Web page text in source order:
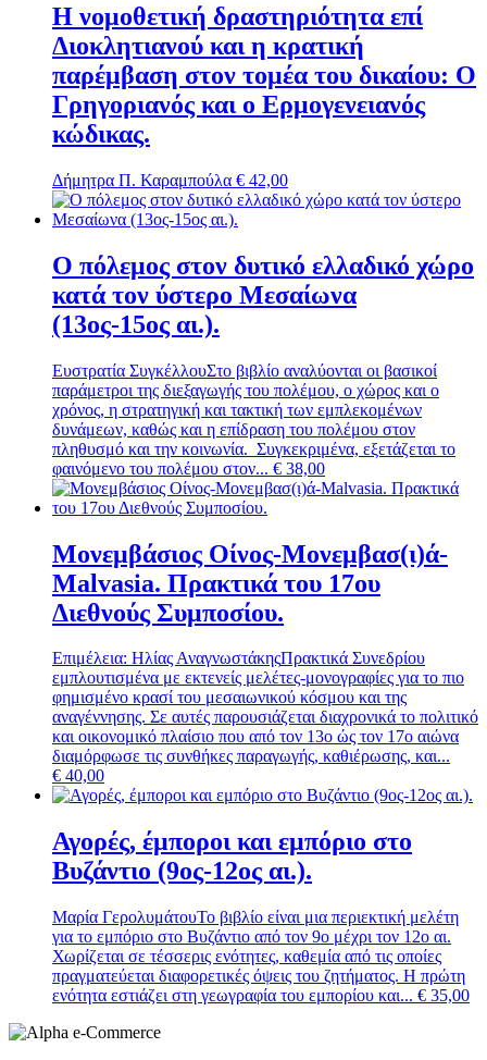
Η νομοθετική δραστηριότητα επί
Διοκλητιανού και η κρατική
παρέμβαση στον τομέα του δικαίου: Ο
Γρηγοριανός και ο Ερμογενειανός
κώδικας.
Δήμητρα Π. Καραμπούλα € 42,00
Ο πόλεμος στον δυτικό ελλαδικό χώρο
κατά τον ύστερο Μεσαίωνα
(13ος-15ος αι.).
Ευστρατία ΣυγκέλλουΣτο βιβλίο αναλύονται οι βασικοί
παράμετροι της διεξαγωγής του πολέμου, ο χώρος και ο
χρόνος, η στρατηγική και τακτική των εμπλεκομένων
δυνάμεων, καθώς και η επίδραση του πολέμου στον
πληθυσμό και την κοινωνία. Συγκεκριμένα, εξετάζεται το
φαινόμενο του πολέμου στον... € 38,00
Μονεμβάσιος Οίνος-Μονεμβασ(ι)ά-
Malvasia. Πρακτικά του 17ου
Διεθνούς Συμποσίου.
Επιμέλεια: Ηλίας ΑναγνωστάκηςΠρακτικά Συνεδρίου
εμπλουτισμένα με εκτενείς μελέτες-μονογραφίες για το πιο
φημισμένο κρασί του μεσαιωνικού κόσμου και της
αναγέννησης. Σε αυτές παρουσιάζεται διαχρονικά το πολιτικό
και οικονομικό πλαίσιο που από τον 13ο ώς τον 17ο αιώνα
διαμόρφωσε τις συνθήκες παραγωγής, καθιέρωσης, και...
€ 40,00
Αγορές, έμποροι και εμπόριο στο
Βυζάντιο (9ος-12ος αι.).
Μαρία ΓερολυμάτουΤο βιβλίο είναι μια περιεκτική μελέτη
για το εμπόριο στο Βυζάντιο από τον 9ο μέχρι τον 12ο αι.
Χωρίζεται σε τέσσερις ενότητες, καθεμία από τις οποίες
πραγματεύεται διαφορετικές όψεις του ζητήματος. Η πρώτη
ενότητα εστιάζει στη γεωγραφία του εμπορίου και... € 35,00